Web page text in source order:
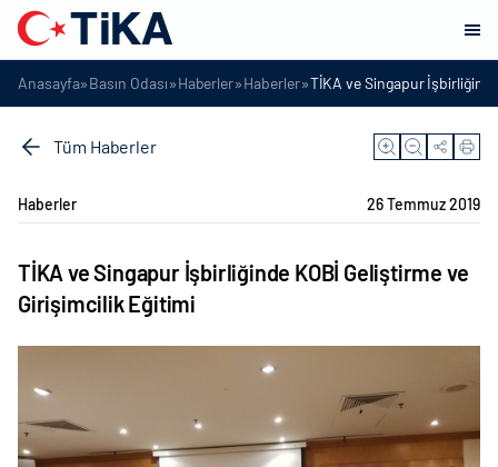
Anasayfa»Basın Odası»Haberler»Haberler»TİKA ve Singapur
Tüm Haberler
Haberler 26 Temmuz 2019
TİKA ve Singapur İşbirliğinde KOBİ Geliştirme ve
Girişimcilik Eğitimi